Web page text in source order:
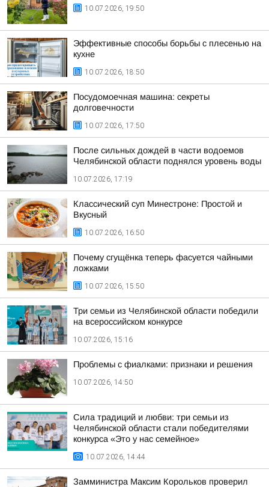
10.07.2026, 19:50
Эффективные способы борьбы с плесенью на
кухне
10.07.2026, 18:50
Посудомоечная машина: секреты
долговечности
10.07.2026, 17:50
После сильных дождей в части водоемов
Челябинской области поднялся уровень воды
10.07.2026, 17:19
Классический суп Минестроне: Простой и
Вкусный
10.07.2026, 16:50
Почему сгущёнка теперь фасуется чайными
ложками
10.07.2026, 15:50
Три семьи из Челябинской области победили
на всероссийском конкурсе
10.07.2026, 15:16
Проблемы с фиалками: признаки и решения
10.07.2026, 14:50
Сила традиций и любви: три семьи из
Челябинской области стали победителями
конкурса «Это у нас семейное»
10.07.2026, 14:44
Замминистра Максим Корольков проверил